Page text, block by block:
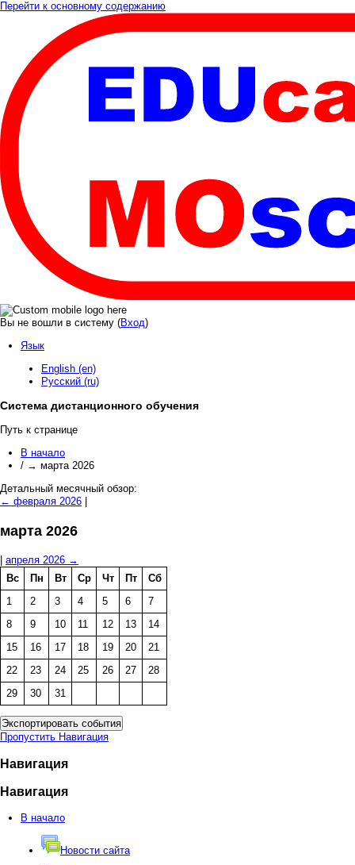
Перейти к основному содержанию
Вы не вошли в систему (Вход)
Язык
English (en)
Русский (ru)
Система дистанционного обучения
Путь к странице
В начало
/ → марта 2026
Детальный месячный обзор:
← февраля 2026
марта 2026
апреля 2026 →
Вс
Пн Вт Ср Чт Пт
Сб
1
2 3 4 5 6
7
8
9 10 11 12 13
14
15
16 17 18 19 20
21
22
23 24 25 26 27
28
29
30 31
Пропустить Навигация
Навигация
Навигация
В начало
Новости сайта